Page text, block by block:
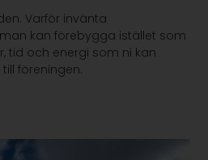
Varför invänta
kan förebygga istället som
tid och energi som ni kan
föreningen.